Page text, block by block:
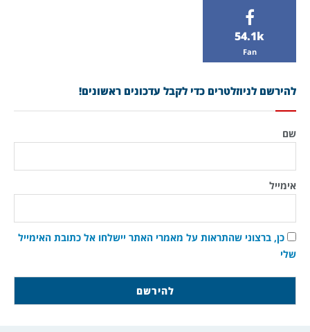
54.1k
Fan
להירשם לניוזלטרים כדי לקבל עדכונים ראשונים!
שם
אימייל
כן, ברצוני שהתראות על מאמרי האתר יישלחו אל כתובת האימייל
שלי